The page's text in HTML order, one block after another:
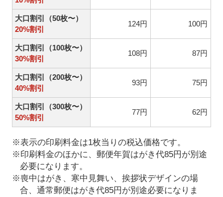
大口割引（50枚〜）
20%割引
124円 100円
大口割引（100枚〜）
30%割引
108円 87円
大口割引（200枚〜）
40%割引
93円 75円
大口割引（300枚〜）
50%割引
77円 62円
※表示の印刷料金は1枚当りの税込価格です。
※印刷料金のほかに、郵便年賀はがき代85円が別途
必要になります。
※喪中はがき、寒中見舞い、挨拶状デザインの場
合、通常郵便はがき代85円が別途必要になりま